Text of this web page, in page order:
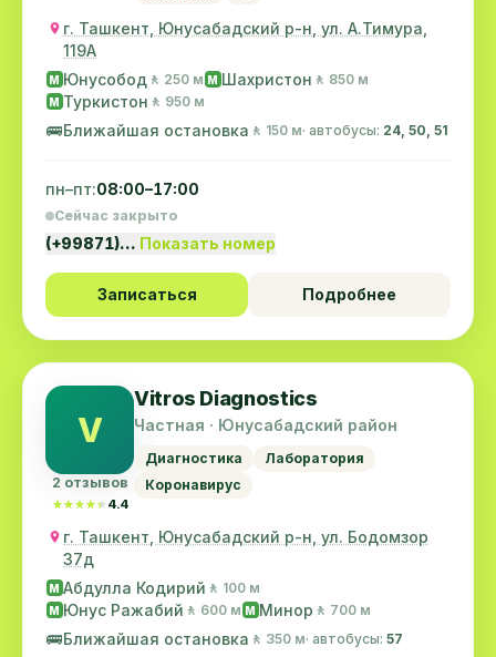
г. Ташкент, Юнусабадский р-н, ул. А.Тимура,
119A
M Юнусобод 🚶 250 м M Шахристон 🚶 850 м
M Туркистон 🚶 950 м
🚌Ближайшая остановка 🚶 150 м· автобусы: 24, 50, 51
пн–пт:08:00–17:00
Сейчас закрыто
(+99871)… Показать номер
Записаться Подробнее
V
2 отзывов
★★★★★
★★★★★ 4.4
Vitros Diagnostics
Частная · Юнусабадский район
Диагностика
Лаборатория
Коронавирус
г. Ташкент, Юнусабадский р-н, ул. Бодомзор
37д
M Абдулла Кодирий 🚶 100 м
M Юнус Ражабий 🚶 600 м M Минор 🚶 700 м
🚌Ближайшая остановка 🚶 350 м· автобусы: 57